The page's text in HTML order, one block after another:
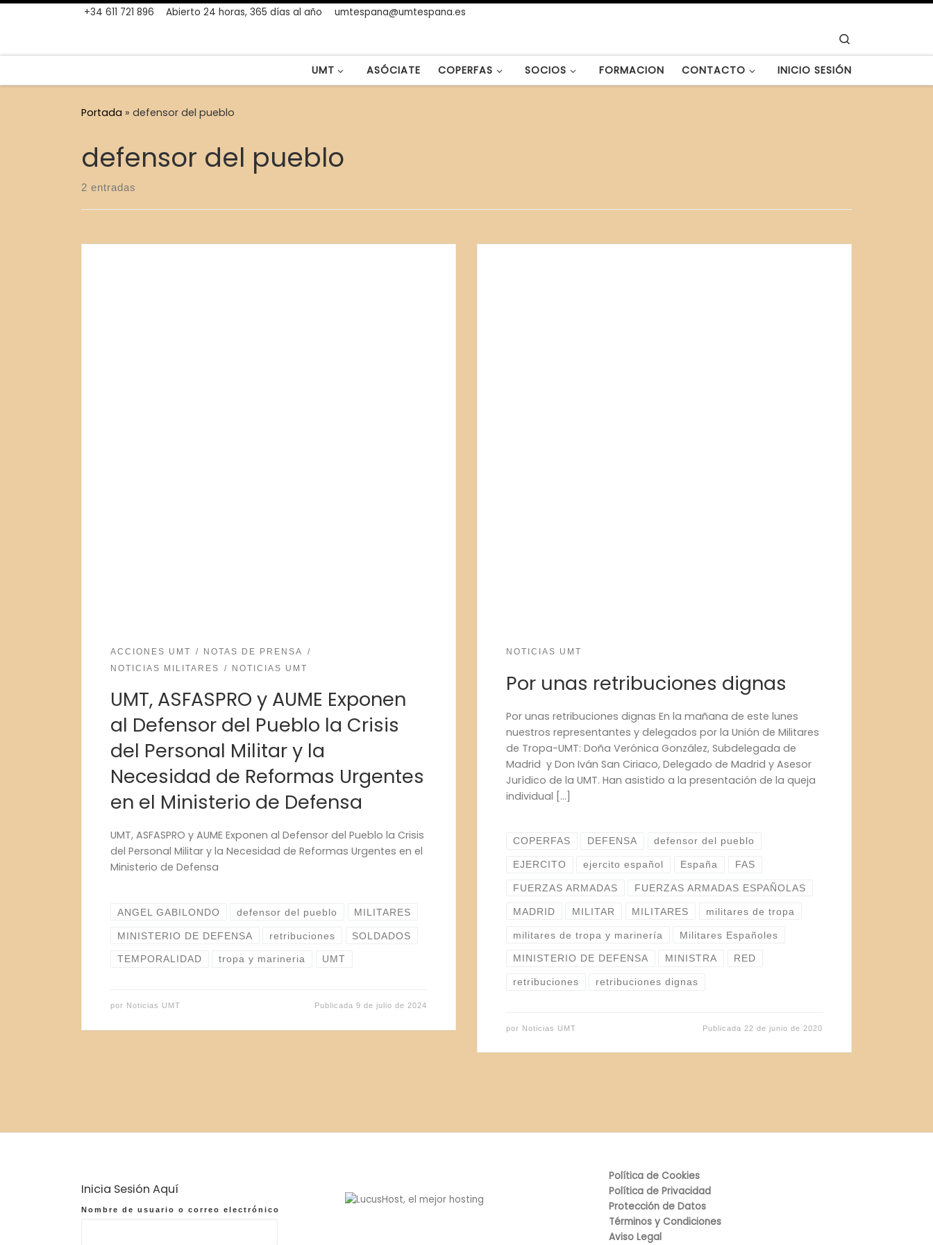
+34 611 721 896 Abierto 24 horas, 365 días al año umtespana@umtespana.es
UMT ASÓCIATE COPERFAS SOCIOS FORMACION CONTACTO INICIO SESIÓN
Portada » defensor del pueblo
defensor del pueblo
2 entradas
ACCIONES UMT
NOTAS DE PRENSA
NOTICIAS MILITARES
NOTICIAS UMT
UMT, ASFASPRO y AUME Exponen
al Defensor del Pueblo la Crisis
del Personal Militar y la
Necesidad de Reformas Urgentes
en el Ministerio de Defensa
UMT, ASFASPRO y AUME Exponen al Defensor del Pueblo la Crisis
del Personal Militar y la Necesidad de Reformas Urgentes en el
Ministerio de Defensa
ANGEL GABILONDO defensor del pueblo MILITARES
MINISTERIO DE DEFENSA retribuciones SOLDADOS
TEMPORALIDAD tropa y marineria UMT
por Noticias UMT Publicada 9 de julio de 2024
NOTICIAS UMT
Por unas retribuciones dignas
Por unas retribuciones dignas En la mañana de este lunes
nuestros representantes y delegados por la Unión de Militares
de Tropa-UMT: Doña Verónica González, Subdelegada de
Madrid y Don Iván San Ciriaco, Delegado de Madrid y Asesor
Jurídico de la UMT. Han asistido a la presentación de la queja
individual […]
COPERFAS DEFENSA defensor del pueblo
EJERCITO ejercito español España FAS
FUERZAS ARMADAS FUERZAS ARMADAS ESPAÑOLAS
MADRID MILITAR MILITARES militares de tropa
militares de tropa y marinería Militares Españoles
MINISTERIO DE DEFENSA MINISTRA RED
retribuciones retribuciones dignas
por Noticias UMT Publicada 22 de junio de 2020
Inicia Sesión Aquí
Nombre de usuario o correo electrónico
Política de Cookies
Política de Privacidad
Protección de Datos
Términos y Condiciones
Aviso Legal